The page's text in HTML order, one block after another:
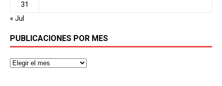
31
« Jul
PUBLICACIONES POR MES